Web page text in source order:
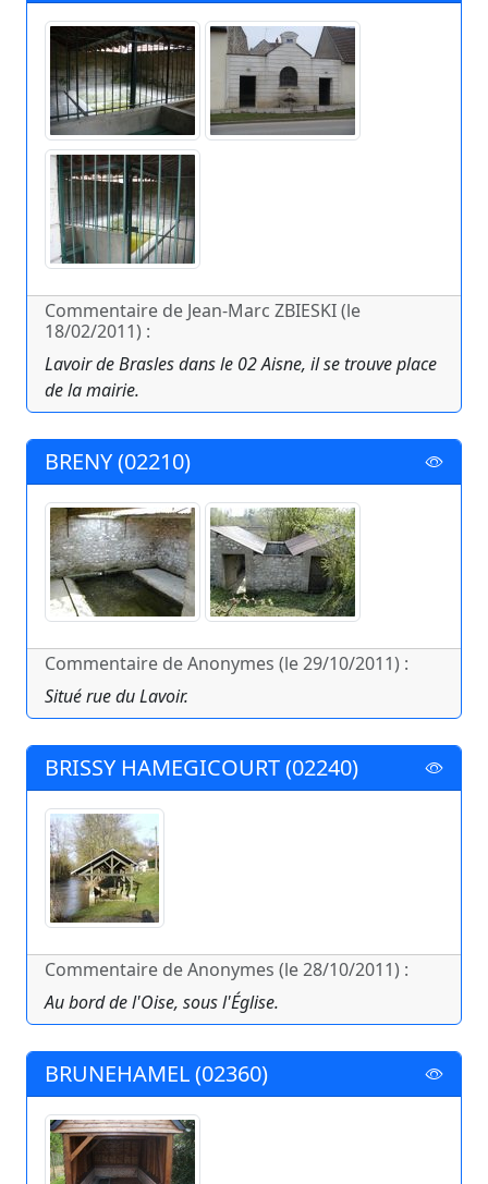
Commentaire de Jean-Marc ZBIESKI (le
18/02/2011) :
Lavoir de Brasles dans le 02 Aisne, il se trouve place
de la mairie.
BRENY (02210)
Commentaire de Anonymes (le 29/10/2011) :
Situé rue du Lavoir.
BRISSY HAMEGICOURT (02240)
Commentaire de Anonymes (le 28/10/2011) :
Au bord de l'Oise, sous l'Église.
BRUNEHAMEL (02360)